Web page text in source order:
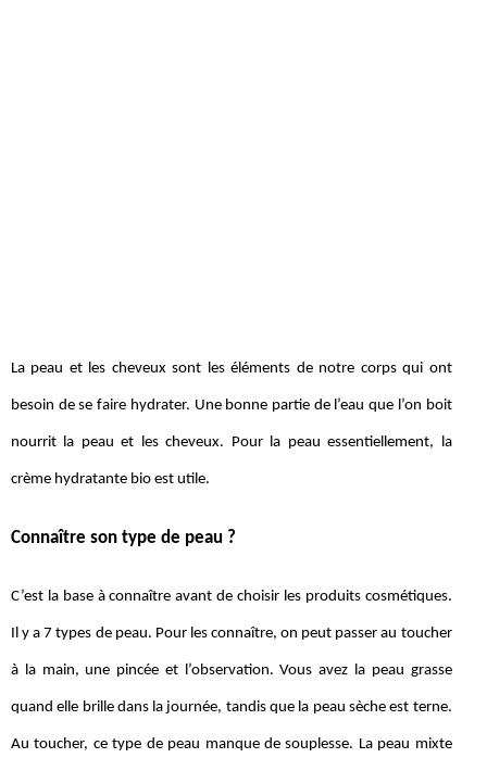
La peau et les cheveux sont les éléments de notre corps qui ont
besoin de se faire hydrater. Une bonne partie de l’eau que l’on boit
nourrit la peau et les cheveux. Pour la peau essentiellement, la
crème hydratante bio est utile.
Connaître son type de peau ?
C’est la base à connaître avant de choisir les produits cosmétiques.
Il y a 7 types de peau. Pour les connaître, on peut passer au toucher
à la main, une pincée et l’observation. Vous avez la peau grasse
quand elle brille dans la journée, tandis que la peau sèche est terne.
Au toucher, ce type de peau manque de souplesse. La peau mixte